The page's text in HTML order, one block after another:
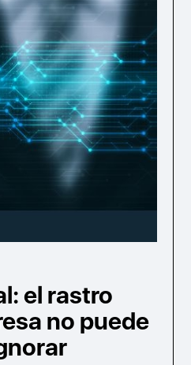
el rastro
no puede